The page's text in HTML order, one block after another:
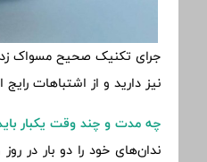
جرای تکنیک صحیح مسواک
نیز دارید و از اشتباهات
چه مدت و چند وقت یکبار
ندان‌های خود را دو بار در